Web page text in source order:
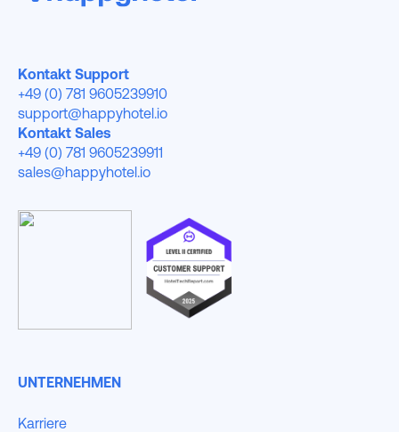
Kontakt Support
+49 (0) 781 9605239910
support@happyhotel.io
Kontakt Sales
+49 (0) 781 9605239911
sales@happyhotel.io
UNTERNEHMEN
Karriere